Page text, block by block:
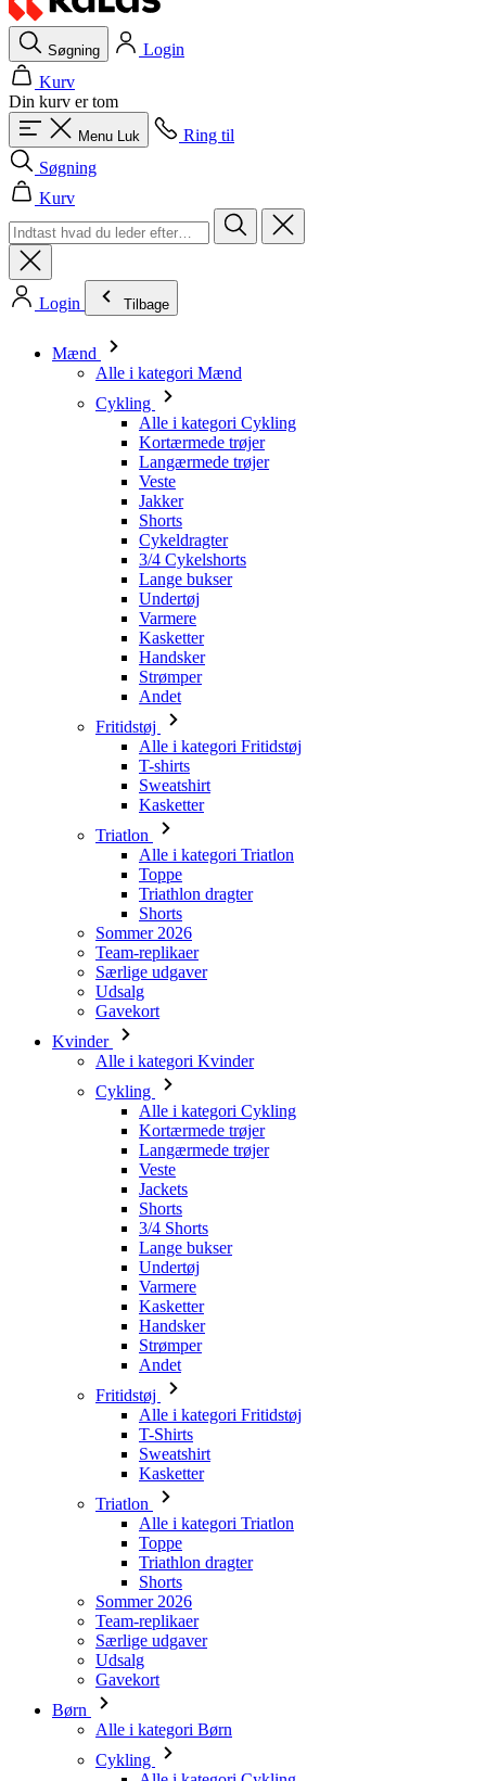
Søgning
Login
Kurv
Din kurv er tom
Menu Luk
Ring til
Søgning
Kurv
Login Tilbage
Mænd
Alle i kategori Mænd
Cykling
Alle i kategori Cykling
Kortærmede trøjer
Langærmede trøjer
Veste
Jakker
Shorts
Cykeldragter
3/4 Cykelshorts
Lange bukser
Undertøj
Varmere
Kasketter
Handsker
Strømper
Andet
Fritidstøj
Alle i kategori Fritidstøj
T-shirts
Sweatshirt
Kasketter
Triatlon
Alle i kategori Triatlon
Toppe
Triathlon dragter
Shorts
Sommer 2026
Team-replikaer
Særlige udgaver
Udsalg
Gavekort
Kvinder
Alle i kategori Kvinder
Cykling
Alle i kategori Cykling
Kortærmede trøjer
Langærmede trøjer
Veste
Jackets
Shorts
3/4 Shorts
Lange bukser
Undertøj
Varmere
Kasketter
Handsker
Strømper
Andet
Fritidstøj
Alle i kategori Fritidstøj
T-Shirts
Sweatshirt
Kasketter
Triatlon
Alle i kategori Triatlon
Toppe
Triathlon dragter
Shorts
Sommer 2026
Team-replikaer
Særlige udgaver
Udsalg
Gavekort
Børn
Alle i kategori Børn
Cykling